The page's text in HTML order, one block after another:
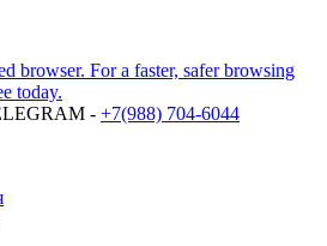
- +7(988) 704-6044